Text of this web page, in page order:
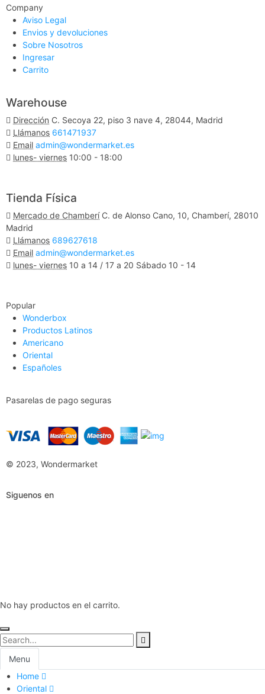
Company
Aviso Legal
Envios y devoluciones
Sobre Nosotros
Ingresar
Carrito
Warehouse
Dirección C. Secoya 22, piso 3 nave 4, 28044, Madrid
Llámanos 661471937
Email admin@wondermarket.es
lunes- viernes 10:00 - 18:00
Tienda Física
Mercado de Chamberí C. de Alonso Cano, 10, Chamberí, 28010
Madrid
Llámanos 689627618
Email admin@wondermarket.es
lunes- viernes 10 a 14 / 17 a 20 Sábado 10 - 14
Popular
Wonderbox
Productos Latinos
Americano
Oriental
Españoles
Pasarelas de pago seguras
© 2023, Wondermarket
Siguenos en
No hay productos en el carrito.
Menu
Home
Oriental